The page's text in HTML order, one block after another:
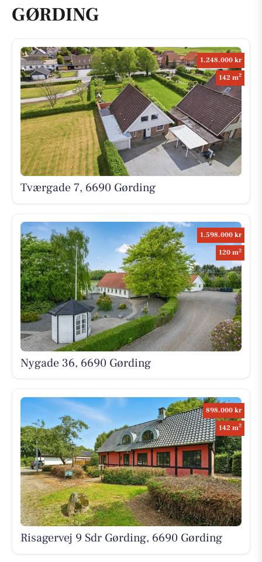
GØRDING
1.248.000 kr
142 m2
Tværgade 7, 6690 Gørding
1.598.000 kr
120 m2
Nygade 36, 6690 Gørding
898.000 kr
142 m2
Risagervej 9 Sdr Gørding, 6690 Gørding